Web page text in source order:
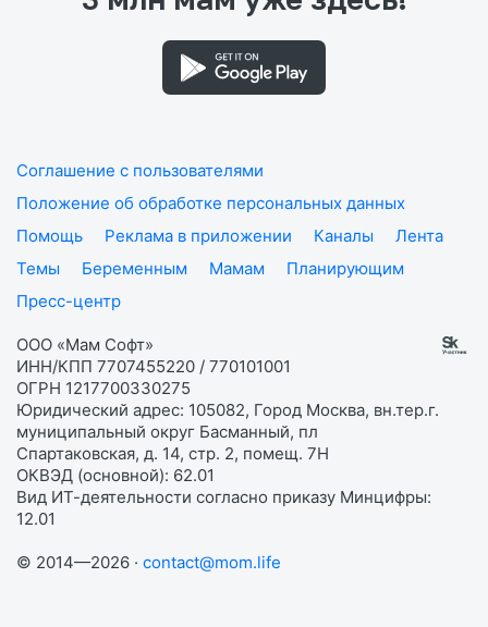
Соглашение с пользователями
Положение об обработке персональных данных
Помощь
Реклама в приложении Каналы
Лента
Темы
Беременным Мамам
Планирующим
Пресс-центр
ООО «Мам Софт»
ИНН/КПП 7707455220 / 770101001
ОГРН 1217700330275
Юридический адрес: 105082, Город Москва, вн.тер.г.
муниципальный округ Басманный, пл
Спартаковская, д. 14, стр. 2, помещ. 7Н
ОКВЭД (основной): 62.01
Вид ИТ-деятельности согласно приказу Минцифры:
12.01
© 2014—2026 · contact@mom.life